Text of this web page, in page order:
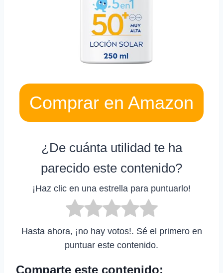
Comprar en Amazon
¿De cuánta utilidad te ha
parecido este contenido?
¡Haz clic en una estrella para puntuarlo!
Hasta ahora, ¡no hay votos!. Sé el primero en
puntuar este contenido.
Comparte este contenido: